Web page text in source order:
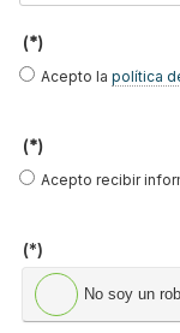
Y
*
(*)
Acepto la política
(*)
Acepto recibir
(*)
No soy un